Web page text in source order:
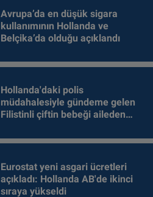
Avrupa’da en düşük sigara
kullanımının Hollanda ve
Belçika’da olduğu açıklandı
Hollanda'daki polis
müdahalesiyle gündeme gelen
Filistinli çiftin bebeği aileden
Eurostat yeni asgari ücretleri
açıkladı: Hollanda AB'de ikinci
sıraya yükseldi